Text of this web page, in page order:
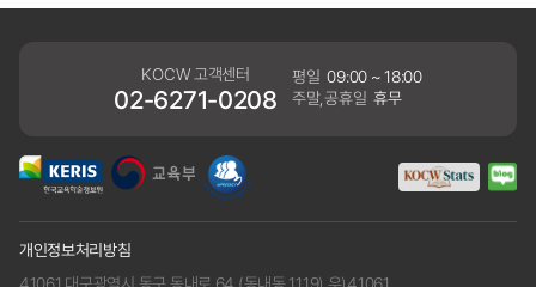
KOCW 고객센터
02-6271-0208
평일 09:00 ~ 18:00
주말,공휴일 휴무
개인정보처리방침